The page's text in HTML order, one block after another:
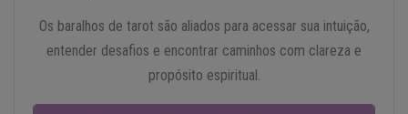
Os baralhos de tarot são aliados para acessar sua intuição,
entender desafios e encontrar caminhos com clareza e
propósito espiritual.